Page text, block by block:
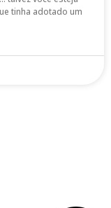
tinha adotado um